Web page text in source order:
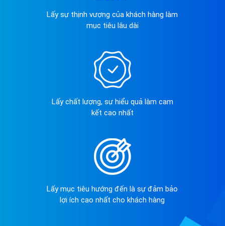
Lấy sự thịnh vượng của khách hàng làm
mục tiêu lâu dài
Lấy chất lượng, sự hiểu quả làm cam
kết cao nhất
Lấy mục tiêu hướng đến là sự đảm bảo
lợi ích cao nhất cho khách hàng